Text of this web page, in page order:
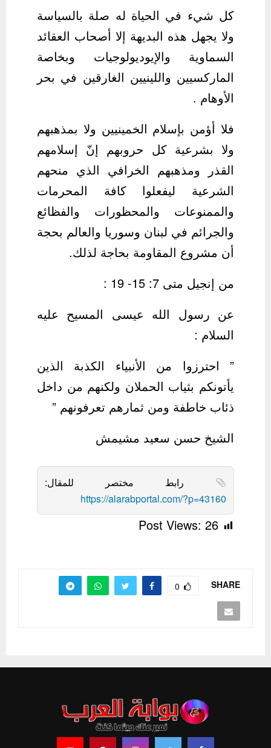
كل شيء في الحياة له صلة بالسياسة
ولا يجهل هذه البديهة إلا أصحاب العقائد
السماوية والإيوديولوجيات وبخاصة
الماركسيين واللينيين الغارقين في بحر
الأوهام .
فلا أؤمن بإسلام الخمينيين ولا بمذهبهم
ولا بشرعية كل حروبهم إنّ إسلامهم
القذر ومذهبهم الخرافي الذي منحهم
الشرعية ليفعلوا كافة المحرمات
والممنوعات والمحظورات والفظائع
والجرائم في لبنان وسوريا والعالم بحجة
أن مشروع المقاومة بحاجة لذلك.
من إنجيل متى 7: 15- 19 :
عن رسول الله عيسى المسيح عليه
السلام :
” احترزوا من الأنبياء الكذبة الذين
يأتونكم بثياب الحملان ولكنهم من داخل
ذئاب خاطفة ومن ثمارهم تعرفونهم ”
الشيخ حسن سعيد مشيمش
رابط مختصر للمقال:
https://alarabportal.com/?p=43160
Post Views: 26
SHARE
0